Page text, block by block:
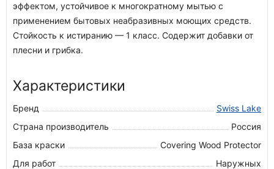
эффектом, устойчивое к многократному мытью с
применением бытовых неабразивных моющих средств.
Стойкость к истиранию — 1 класс. Содержит добавки от
плесни и грибка.
Характеристики
Бренд
Swiss Lake
Страна производитель
Россия
База краски
Covering Wood Protector
Для работ
Наружных